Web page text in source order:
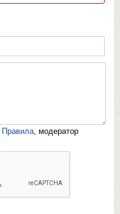
Правила , модератор